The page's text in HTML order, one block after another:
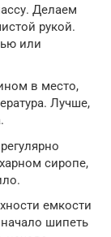
Делаем
рукой.
или
в место,
Лучше,
сиропе,
емкости
шипеть